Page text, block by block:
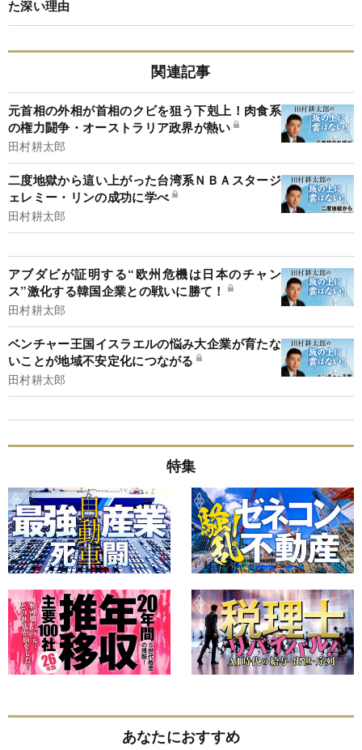
た深い理由
関連記事
元首相の外相が首相のクビを狙う下剋上！肉食系
の権力闘争・オーストラリア政界が熱い
田村耕太郎
二度地獄から這い上がった台湾系ＮＢＡスタージ
ェレミー・リンの成功に学べ
田村耕太郎
アブダビが証明する“欧州危機は日本のチャン
ス”激化する韓国企業との戦いに勝て！
田村耕太郎
ベンチャー王国イスラエルの悩み大企業が育たな
いことが地域不安定化につながる
田村耕太郎
特集
あなたにおすすめ